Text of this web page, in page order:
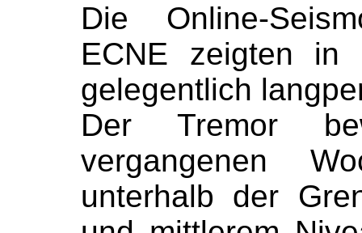
Die Online-
ECNE zeigten in
gelegentlich
Der Tremor
vergangenen
unterhalb der